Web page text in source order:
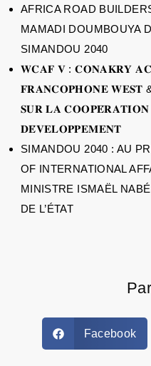
AFRICA ROAD
MAMADI DOUMBOUYA
SIMANDOU 2040
𝐖𝐂𝐀𝐅 𝐕 : 𝐂𝐎𝐍𝐀𝐊𝐑𝐘
𝐅𝐑𝐀𝐍𝐂𝐎𝐏𝐇𝐎𝐍𝐄 𝐖𝐄𝐒𝐓
𝐒𝐔𝐑 𝐋𝐀
𝐃𝐄́𝐕𝐄𝐋𝐎𝐏𝐏𝐄𝐌𝐄𝐍𝐓
SIMANDOU 2040 : AU
OF INTERNATIONAL
MINISTRE ISMAËL
DE L’ÉTAT
Facebook